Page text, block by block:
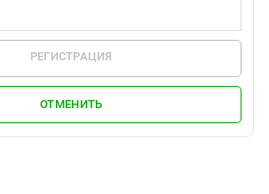
РЕГИСТРАЦИЯ
ОТМЕНИТЬ